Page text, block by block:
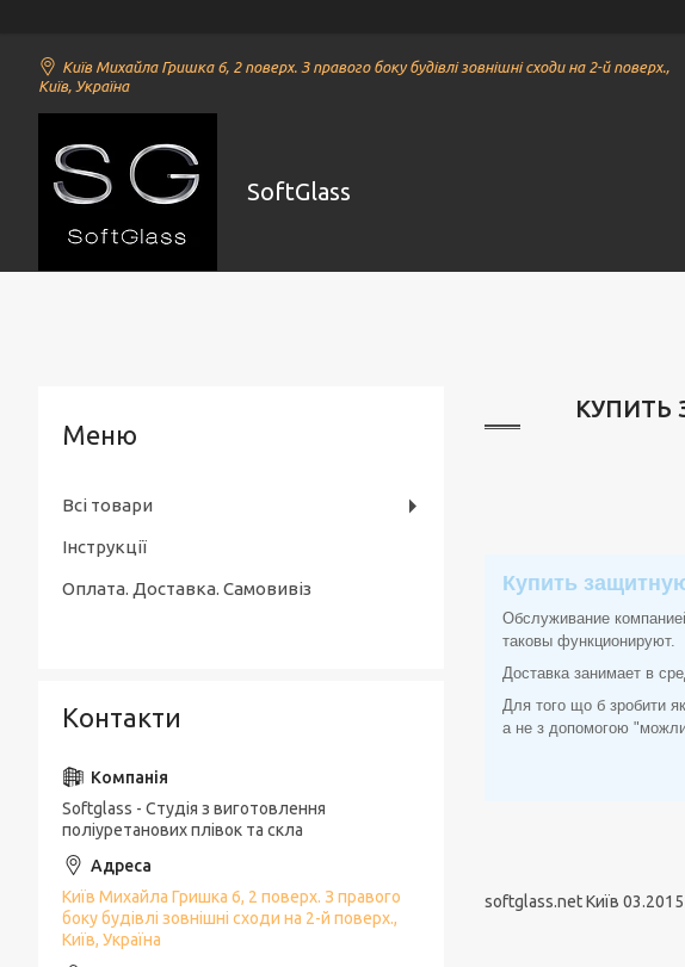
Київ Михайла Гришка 6, 2 поверх. З правого боку будівлі зовнішні сходи на 2-й поверх.,
Київ, Україна
SoftGlass
КУПИТЬ
Купить
Обслуживание
таковы функционируют.
Доставка занимает в
Для того що б зробити
а не з допомогою
softglass.net Київ 03.2015
Всі товари
Інструкції
Оплата. Доставка. Самовивіз
Контакти
Softglass - Студія з виготовлення
поліуретанових плівок та скла
Київ Михайла Гришка 6, 2 поверх. З правого
боку будівлі зовнішні сходи на 2-й поверх.,
Київ, Україна